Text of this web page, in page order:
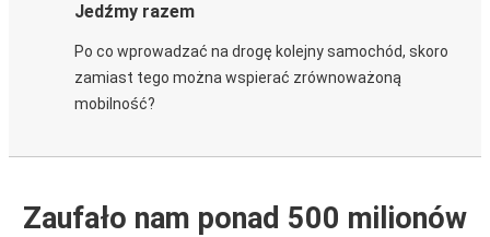
Jedźmy razem
Po co wprowadzać na drogę kolejny samochód, skoro
zamiast tego można wspierać zrównoważoną
mobilność?
Zaufało nam ponad 500 milionów